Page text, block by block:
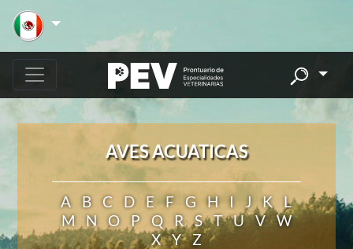
AVES ACUATICAS
A B C D E F G H I J K
L
M
N O P Q R S T U V
W
X
Y Z